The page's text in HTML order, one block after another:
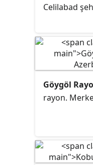
Celilabad
Göygöl
rayon.